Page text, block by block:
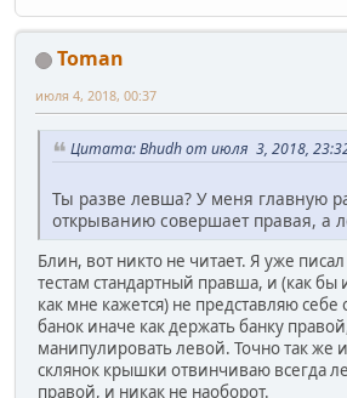
Toman
июля 4, 2018, 00:37
Цитата: Bhudh от июля 3, 2018,
Ты разве левша? У меня главную
открыванию совершает правая, а
Блин, вот никто не читает. Я уже
тестам стандартный правша, и (как бы
как мне кажется) не представляю себе
банок иначе как держать банку
манипулировать левой. Точно так же
склянок крышки отвинчиваю всегда
правой, и никак не наоборот.